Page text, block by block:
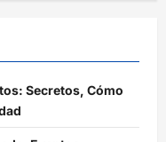
Secretos, Cómo